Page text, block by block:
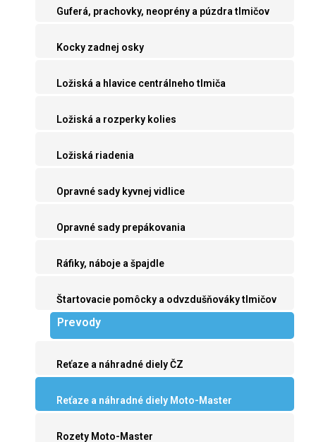
Guferá, prachovky, neoprény a púzdra tlmičov
Kocky zadnej osky
Ložiská a hlavice centrálneho tlmiča
Ložiská a rozperky kolies
Ložiská riadenia
Opravné sady kyvnej vidlice
Opravné sady prepákovania
Ráfiky, náboje a špajdle
Štartovacie pomôcky a odvzdušňováky tlmičov
Prevody
Reťaze a náhradné diely ČZ
Reťaze a náhradné diely Moto-Master
Rozety Moto-Master